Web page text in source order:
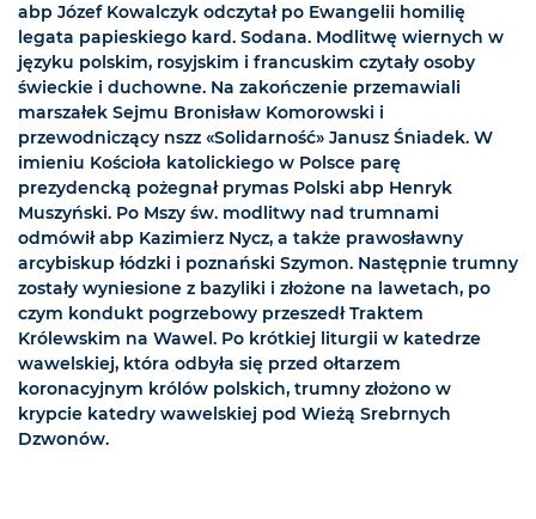
abp Józef Kowalczyk odczytał po Ewangelii homilię
legata papieskiego kard. Sodana. Modlitwę wiernych w
języku polskim, rosyjskim i francuskim czytały osoby
świeckie i duchowne. Na zakończenie przemawiali
marszałek Sejmu Bronisław Komorowski i
przewodniczący nszz «Solidarność» Janusz Śniadek. W
imieniu Kościoła katolickiego w Polsce parę
prezydencką pożegnał prymas Polski abp Henryk
Muszyński. Po Mszy św. modlitwy nad trumnami
odmówił abp Kazimierz Nycz, a także prawosławny
arcybiskup łódzki i poznański Szymon. Następnie trumny
zostały wyniesione z bazyliki i złożone na lawetach, po
czym kondukt pogrzebowy przeszedł Traktem
Królewskim na Wawel. Po krótkiej liturgii w katedrze
wawelskiej, która odbyła się przed ołtarzem
koronacyjnym królów polskich, trumny złożono w
krypcie katedry wawelskiej pod Wieżą Srebrnych
Dzwonów.